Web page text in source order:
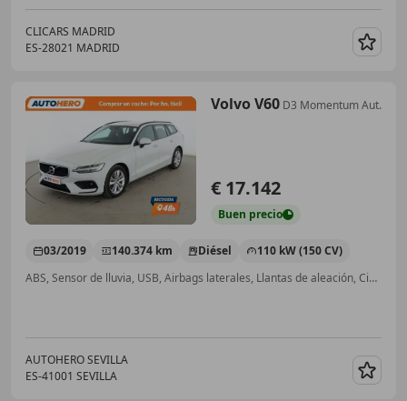
CLICARS MADRID
ES-28021 MADRID
Volvo V60 D3 Momentum Aut.
€ 17.142
Buen precio
03/2019 140.374 km Diésel
110 kW (150 CV)
ABS, Sensor de lluvia, USB, Airbags laterales, Llantas de aleación, Cierre centralizado, ESP, Elevalunas eléctrico
AUTOHERO SEVILLA
ES-41001 SEVILLA